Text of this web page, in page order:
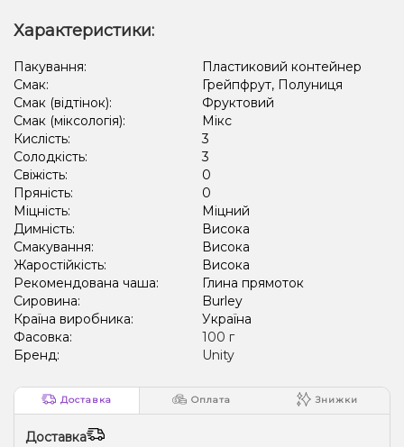
Характеристики:
Пакування:
Пластиковий контейнер
Смак:
Грейпфрут, Полуниця
Смак (відтінок):
Фруктовий
Смак (міксологія):
Мікс
Кислість:
3
Солодкість:
3
Свіжість:
0
Пряність:
0
Міцність:
Міцний
Димність:
Висока
Смакування:
Висока
Жаростійкість:
Висока
Рекомендована чаша:
Глина прямоток
Сировина:
Burley
Країна виробника:
Україна
Фасовка:
100 г
Бренд:
Unity
Доставка Оплата Знижки
Доставка